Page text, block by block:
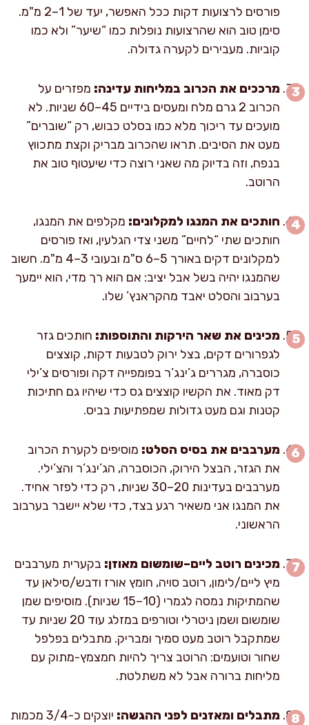
פורסים לרצועות דקות ככל האפשר, יעד של 1–2 מ"מ.
סימן טוב הוא שהרצועות נופלות כמו “שיער” ולא כמו
קוביות. מעבירים לקערה גדולה.
מרככים את הכרוב במליחות עדינה: מפזרים על
הכרוב 2 גרם מלח ומעסים בידיים 45–60 שניות. לא
מועכים עד ריכוך מלא כמו בסלט כבוש, רק “שוברים”
מעט את הסיבים. תראו שהכרוב מבריק וקצת מתכווץ
בנפח, וזה בדיוק מה שאני רוצה כדי שיעטוף טוב את
הרוטב.
חותכים את המנגו למקלונים: מקלפים את המנגו,
חותכים שתי “לחיים” משני צדי הגלעין, ואז פורסים
למקלונים דקים באורך 5–6 ס"מ ובעובי 3–4 מ"מ. חשוב
שהמנגו יהיה בשל אבל יציב: אם הוא רך מדי, הוא יימעך
בערבוב והסלט יאבד מהקראנץ’ שלו.
מכינים את שאר הירקות והתוספות: חותכים גזר
לגפרורים דקים, בצל ירוק לטבעות דקות, קוצצים
כוסברה, מגררים ג’ינג’ר בפומפייה דקה ופורסים צ’ילי
דק מאוד. את הקשיו קוצצים גס כדי שיהיו גם חתיכות
קטנות וגם מעט גדולות שמפתיעות בביס.
מערבבים את בסיס הסלט: מוסיפים לקערת הכרוב
את הגזר, הבצל הירוק, הכוסברה, הג’ינג’ר והצ’ילי.
מערבבים בעדינות 20–30 שניות, רק כדי לפזר אחיד.
את המנגו אני משאיר רגע בצד, כדי שלא יישבר בערבוב
הראשוני.
מכינים רוטב ליים–שומשום מאוזן: בקערית מערבבים
מיץ ליים/לימון, רוטב סויה, חומץ אורז ודבש/סילאן עד
שהמתיקות נמסה לגמרי (10–15 שניות). מוסיפים שמן
שומשום ושמן ניטרלי וטורפים במזלג עוד 20 שניות עד
שמתקבל רוטב מעט סמיך ומבריק. מתבלים בפלפל
שחור וטועמים: הרוטב צריך להיות חמצמץ-מתוק עם
מליחות ברורה אבל לא משתלטת.
מתבלים ומאזנים לפני ההגשה:
יוצקים כ-3/4 מכמות